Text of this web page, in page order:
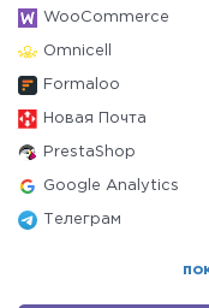
WooCommerce
Omnicell
Formaloo
Новая Почта
PrestaShop
Google Analytics
Телеграм